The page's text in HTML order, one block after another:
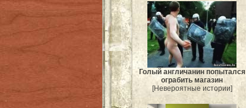
Голый англичанин попытался
ограбить магазин
[Невероятные истории]